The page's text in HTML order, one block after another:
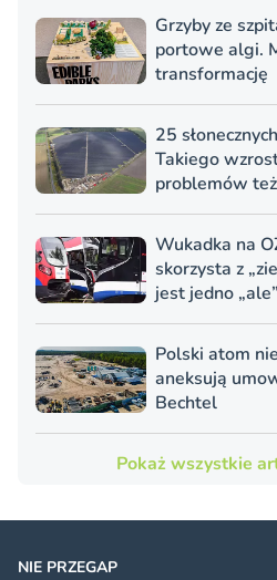
Grzyby ze
portowe algi.
transformację
25
Takiego
problemów
Wukadka na
skorzysta z
jest jedno „ale”
Polski atom
aneksują
Bechtel
Pokaż wszystkie
NIE PRZEGAP